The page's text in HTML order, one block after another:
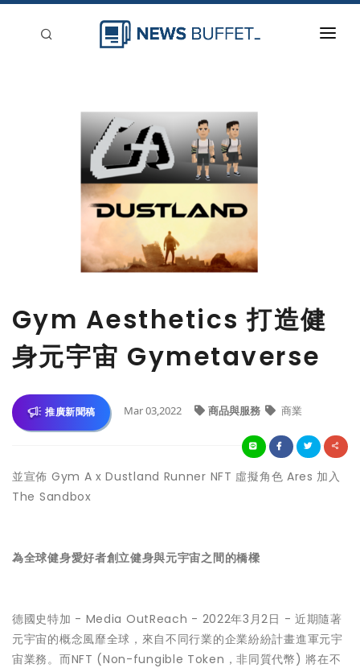
新聞稿分類
Gym Aesthetics 打造健
身元宇宙 Gymetaverse
推廣新聞稿 Mar 03,2022 商品與服務 商業
並宣佈 Gym A x Dustland Runner NFT 虛擬角色 Ares 加入
The Sandbox
為全球健身愛好者創立健身與元宇宙之間的橋樑
德國史特加 - Media OutReach - 2022年3月2日 - 近期隨著
元宇宙的概念風靡全球，來自不同行業的企業紛紛計畫進軍元宇
宙業務。而NFT (Non-fungible Token，非同質代幣) 將在不